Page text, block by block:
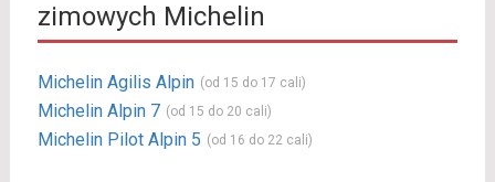
zimowych Michelin
Michelin Agilis Alpin (od 15 do 17 cali)
Michelin Alpin 7 (od 15 do 20 cali)
Michelin Pilot Alpin 5 (od 16 do 22 cali)